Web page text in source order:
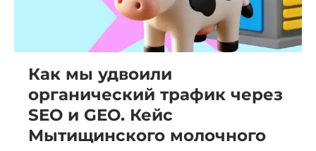
Как мы удвоили
органический трафик через
SEO и GEO. Кейс
Мытищинского молочного